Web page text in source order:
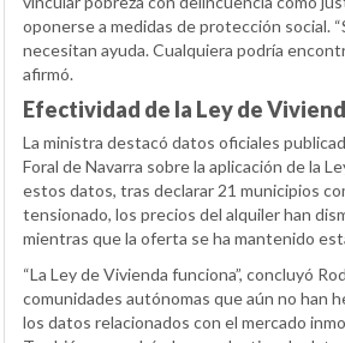
oponerse a medidas de protección social.
necesitan ayuda. Cualquiera podría
afirmó.
Efectividad de la Ley de
La ministra destacó datos oficiales
Foral de Navarra sobre la aplicación de la
estos datos, tras declarar 21 municipios
tensionado, los precios del alquiler han
mientras que la oferta se ha mantenido
“La Ley de Vivienda funciona”, concluyó
comunidades autónomas que aún no han
los datos relacionados con el mercado